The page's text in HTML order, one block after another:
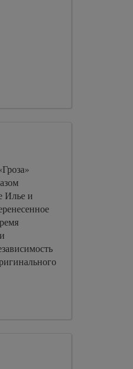
Илье и